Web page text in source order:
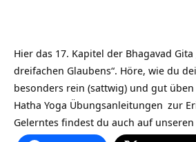
Hier das 17. Kapitel der Bhagavad Gita
dreifachen Glaubens“. Höre, wie du
besonders rein (sattwig) und gut
Hatha Yoga Übungsanleitungen zur
Gelerntes findest du auch auf